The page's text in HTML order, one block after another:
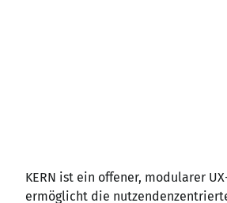
KERN ist ein offener, modularer
ermöglicht die